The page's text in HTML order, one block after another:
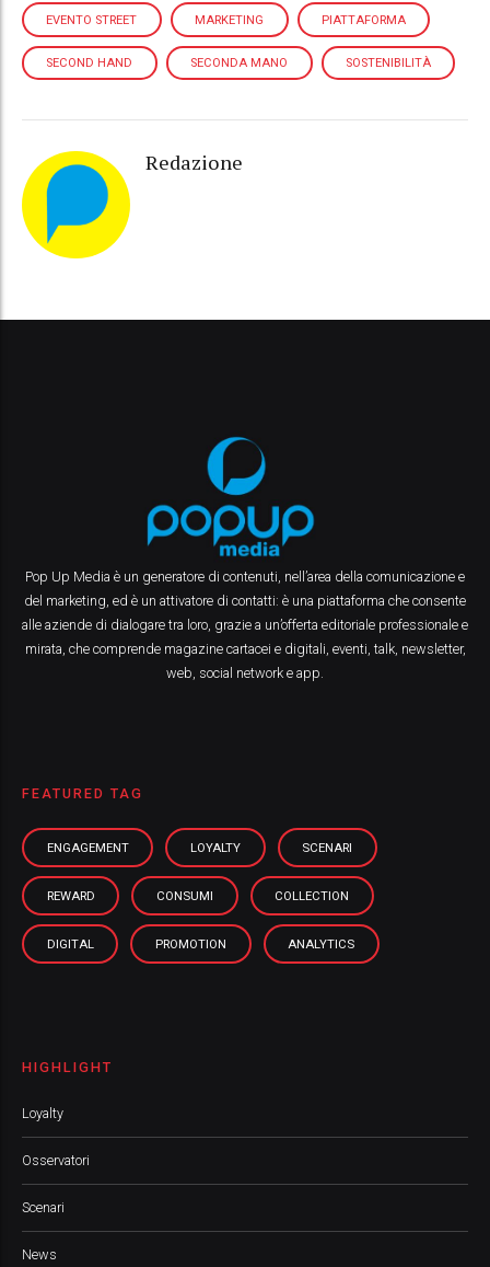
EVENTO STREET MARKETING PIATTAFORMA
SECOND HAND SECONDA MANO SOSTENIBILITÀ
Redazione
Pop Up Media è un generatore di contenuti, nell’area della comunicazione e
del marketing, ed è un attivatore di contatti: è una piattaforma che consente
alle aziende di dialogare tra loro, grazie a un’offerta editoriale professionale e
mirata, che comprende magazine cartacei e digitali, eventi, talk, newsletter,
web, social network e app.
FEATURED TAG
ENGAGEMENT LOYALTY SCENARI
REWARD CONSUMI COLLECTION
DIGITAL PROMOTION ANALYTICS
HIGHLIGHT
Loyalty
Osservatori
Scenari
News